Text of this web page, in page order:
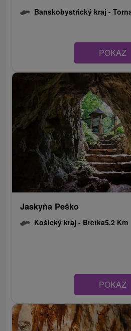
Banskobystrický kraj -
POKAZ
Jaskyňa Peško
Košický kraj - Bretka5.2 Km
POKAZ